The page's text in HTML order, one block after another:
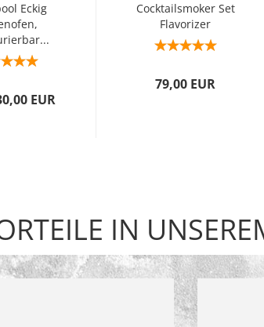
Eckig
EUR
Cocktailsmoker Set
Flavorizer
79,00 EUR
IN